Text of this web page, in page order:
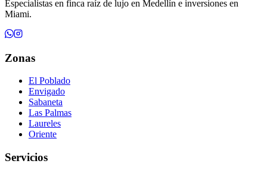
Especialistas en finca raíz de lujo en Medellín e inversiones en
Miami.
Zonas
El Poblado
Envigado
Sabaneta
Las Palmas
Laureles
Oriente
Servicios